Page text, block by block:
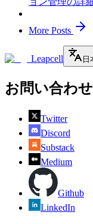
More Posts
Leapcell 日
お問い合わせ
Twitter
Discord
Substack
Medium
Github
LinkedIn